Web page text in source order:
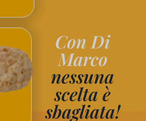
Con Di
Marco
nessuna
scelta è
sbagliata!